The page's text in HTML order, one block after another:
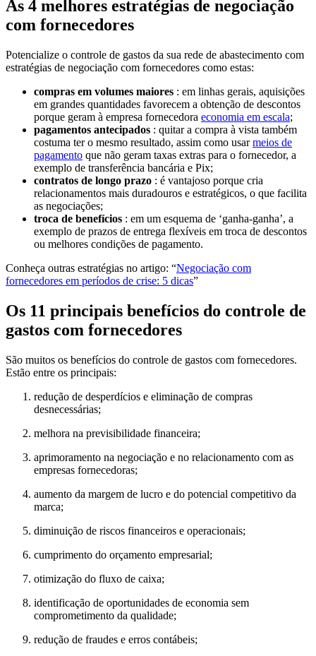
As 4 melhores estratégias de negociação
com fornecedores
Potencialize o controle de gastos da sua rede de abastecimento com
estratégias de negociação com fornecedores como estas:
compras em volumes maiores : em linhas gerais, aquisições
em grandes quantidades favorecem a obtenção de descontos
porque geram à empresa fornecedora economia em escala;
pagamentos antecipados : quitar a compra à vista também
costuma ter o mesmo resultado, assim como usarmeios de
pagamento que não geram taxas extras para o fornecedor, a
exemplo de transferência bancária e Pix;
contratos de longo prazo : é vantajoso porque cria
relacionamentos mais duradouros e estratégicos, o que facilita
as negociações;
troca de benefícios : em um esquema de ‘ganha-ganha’, a
exemplo de prazos de entrega flexíveis em troca de descontos
ou melhores condições de pagamento.
Conheça outras estratégias no artigo: “Negociação com
fornecedores em períodos de crise: 5 dicas”
Os 11 principais benefícios do controle de
gastos com fornecedores
São muitos os benefícios do controle de gastos com fornecedores.
Estão entre os principais:
redução de desperdícios e eliminação de compras
desnecessárias;
melhora na previsibilidade financeira;
aprimoramento na negociação e no relacionamento com as
empresas fornecedoras;
aumento da margem de lucro e do potencial competitivo da
marca;
diminuição de riscos financeiros e operacionais;
cumprimento do orçamento empresarial;
otimização do fluxo de caixa;
identificação de oportunidades de economia sem
comprometimento da qualidade;
redução de fraudes e erros contábeis;